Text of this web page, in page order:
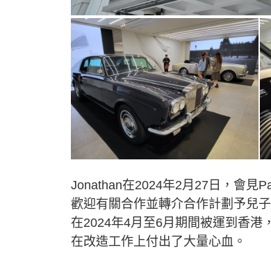
Jonathan在2024年2月27日，會見
歡迎有關合作並轉介合作計劃予兒
在2024年4月至6月期間被運到香港
在改造工作上付出了大量心血。